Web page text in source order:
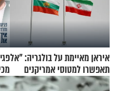
איראן מאיימת על בולגריה: "אל
תאפשרו למטוסי אמריקנים
להמריא מהשטח שלכם"